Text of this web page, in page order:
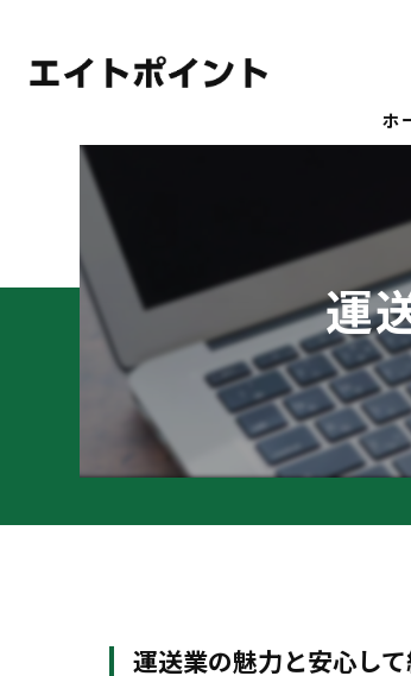
ホ
運
運送業の魅力と安心し